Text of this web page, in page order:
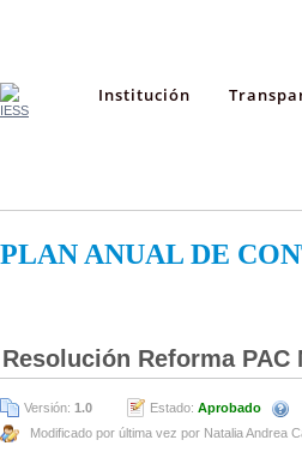
Institución
PLAN ANUAL DE
Resolución Reforma PAC
Versión: 1.0 Estado: Aprobado
Modificado por última vez por Natalia Andrea